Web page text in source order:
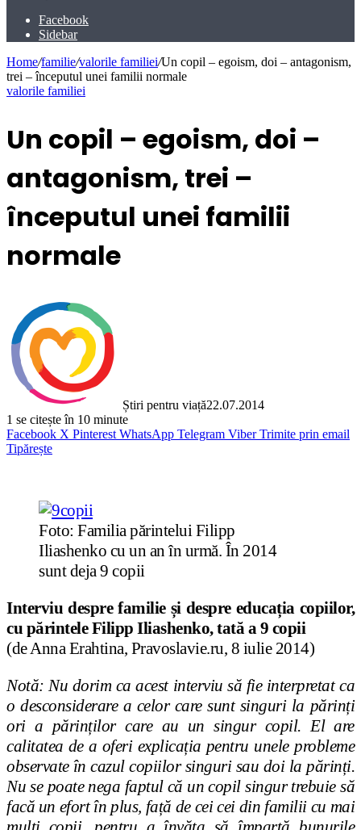
Facebook
Sidebar
Home/familie/valorile familiei/Un copil – egoism, doi – antagonism,
trei – începutul unei familii normale
valorile familiei
Un copil – egoism, doi –
antagonism, trei –
începutul unei familii
normale
Știri pentru viață22.07.2014
1 se citește în 10 minute
Facebook X Pinterest WhatsApp Telegram Viber Trimite prin email
Tipărește
Foto: Familia părintelui Filipp
Iliashenko cu un an în urmă. În 2014
sunt deja 9 copii
Interviu despre familie și despre educația copiilor,
cu părintele Filipp Iliashenko, tată a 9 copii
(de Anna Erahtina, Pravoslavie.ru, 8 iulie 2014)
​Notă: Nu dorim ca acest interviu să fie interpretat ca
o desconsiderare a celor care sunt singuri la părinți
ori a părinților care au un singur copil. El are
calitatea de a oferi explicația pentru unele probleme
observate în cazul copiilor singuri sau doi la părinți.
Nu se poate nega faptul că un copil singur trebuie să
facă un efort în plus, față de cei cei din familii cu mai